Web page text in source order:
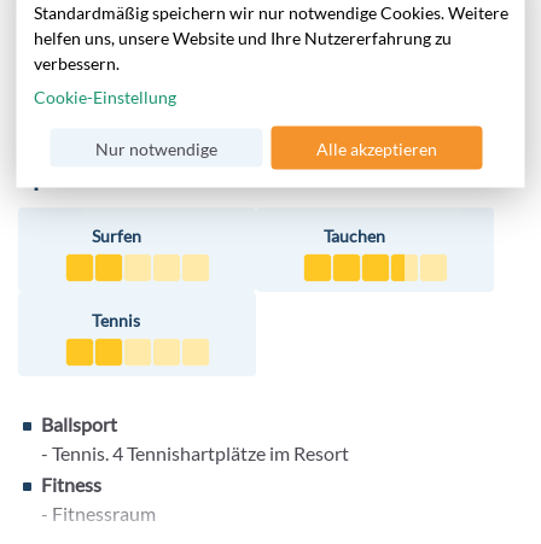
entgeltlich). Bis zu den RIU Pool Themenpartys im Open Air
Bereich des Resorts sind es nur wenige Meter.
Surfen Tauchen
Tennis
Ballsport
- Tennis. 4 Tennishartplätze im Resort
Fitness
- Fitnessraum
Standardmäßig speichern wir nur notwendige Cookies. Weitere
helfen uns, unsere Website und Ihre Nutzererfahrung zu
verbessern.
Cookie-Einstellung
Nur notwendige Alle akzeptieren